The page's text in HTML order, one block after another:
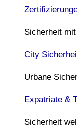
Sicherheit
City
Urbane
Expatriate &
Sicherheit